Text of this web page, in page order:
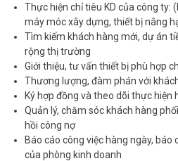
Thực hiện chỉ tiêu KD của công ty:
máy móc xây dựng, thiết bị nâng
Tìm kiếm khách hàng mới, dự án
rộng thị trường
Giới thiệu, tư vấn thiết bị phù hợp
Thương lượng, đàm phán với
Ký hợp đồng và theo dõi thực hiện
Quản lý, chăm sóc khách hàng
hồi công nợ
Báo cáo công việc hàng ngày,
của phòng kinh doanh